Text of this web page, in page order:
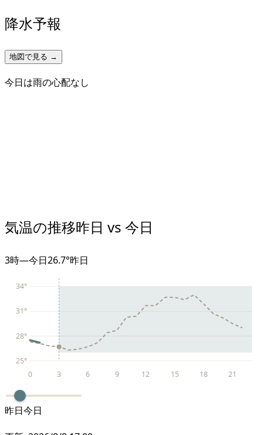
降水予報
地図で見る →
今日は雨の心配なし
気温の推移昨日 vs 今日
3時—今日26.7°昨日
25°
28°
31°
34°
0 3 6 9 12 15 18 21
昨日今日